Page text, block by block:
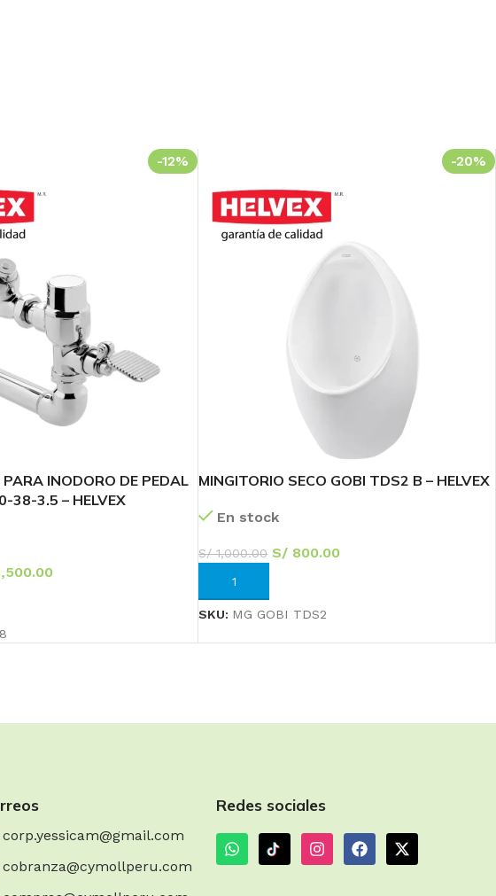
tu
18 46
-12%
INODORO DE PEDAL
38-3.5 – HELVEX
-20%
MINGITORIO SECO GOBI TDS2 B – HELVEX
En stock
S/1,000.00 S/ 800.00
AÑADIR AL CARRITO
SKU: MG GOBI TDS2
corp.yessicam@gmail.com
cobranza@cymollperu.com
Redes sociales